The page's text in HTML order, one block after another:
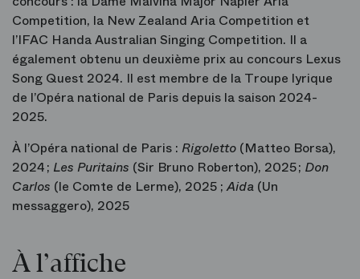
Competition, la New Zealand Aria Competition et
l’IFAC Handa Australian Singing Competition. Il a
également obtenu un deuxième prix au concours Lexus
Song Quest 2024. Il est membre de la Troupe lyrique
de l’Opéra national de Paris depuis la saison 2024-
2025.
À l’Opéra national de Paris : Rigoletto (Matteo Borsa),
2024 ; Les Puritains (Sir Bruno Roberton), 2025 ; Don
Carlos (le Comte de Lerme), 2025 ;Aida (Un
messaggero), 2025
À l’affiche